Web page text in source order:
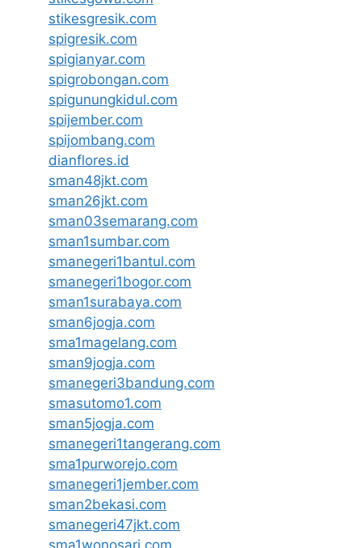
stikesgresik.com
spigresik.com
spigianyar.com
spigrobongan.com
spigunungkidul.com
spijember.com
spijombang.com
dianflores.id
sman48jkt.com
sman26jkt.com
sman03semarang.com
sman1sumbar.com
smanegeri1bantul.com
smanegeri1bogor.com
sman1surabaya.com
sman6jogja.com
sma1magelang.com
sman9jogja.com
smanegeri3bandung.com
smasutomo1.com
sman5jogja.com
smanegeri1tangerang.com
sma1purworejo.com
smanegeri1jember.com
sman2bekasi.com
smanegeri47jkt.com
sma1wonosari.com